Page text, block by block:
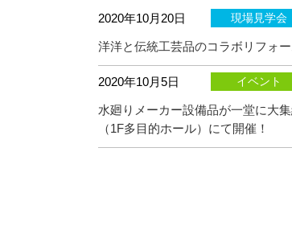
2020年10月20日 現場見学会
洋洋と伝統工芸品のコラボリフォ
2020年10月5日 イベント
水廻りメーカー設備品が一堂に大
（1F多目的ホール）にて開催！